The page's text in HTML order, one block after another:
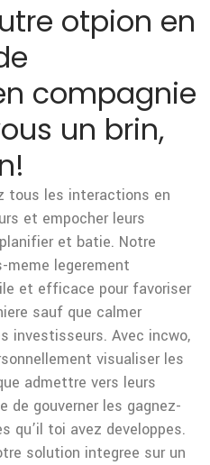
otpion en
compagnie
un brin,
tous les interactions en
et empocher leurs
et batie. Notre
meme legerement
et efficace pour favoriser
sauf que calmer
investisseurs. Avec incwo,
visualiser les
admettre vers leurs
de gouverner les gagnez-
qu’il toi avez developpes.
solution integree sur un